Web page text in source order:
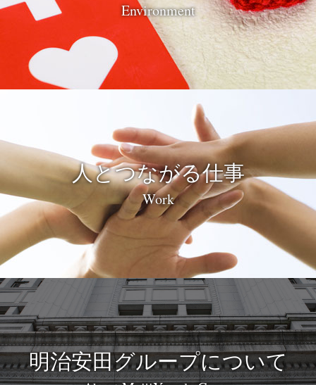
Environment
人とつながる仕事
Work
明治安田グループについて